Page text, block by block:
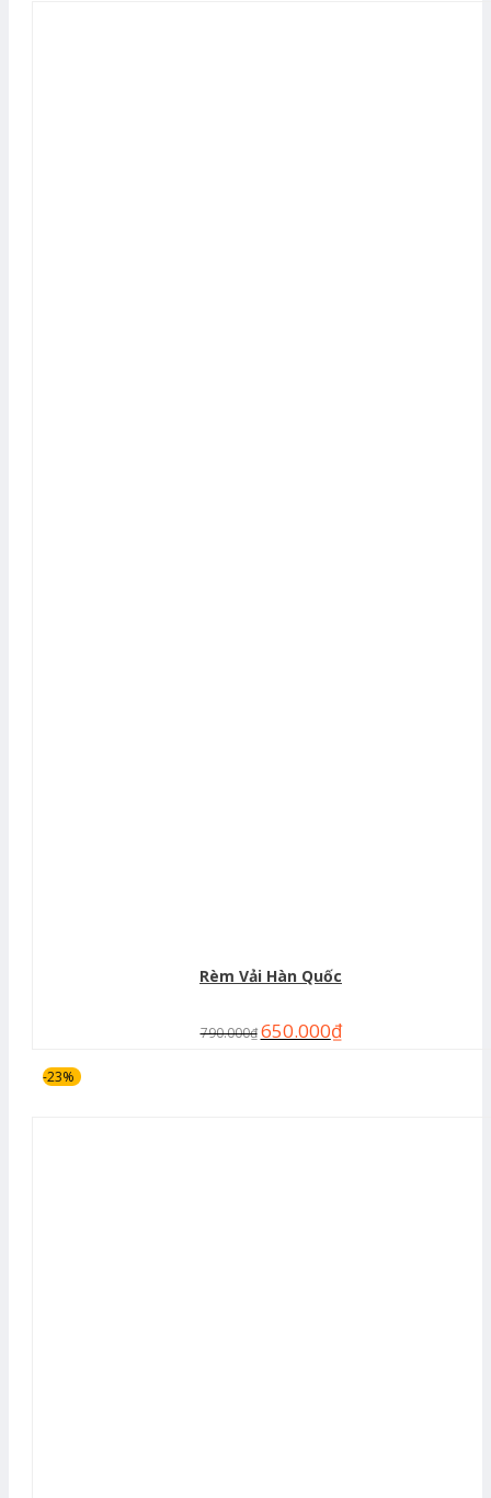
Rèm Vải Hàn Quốc
790.000₫ 650.000₫
-23%